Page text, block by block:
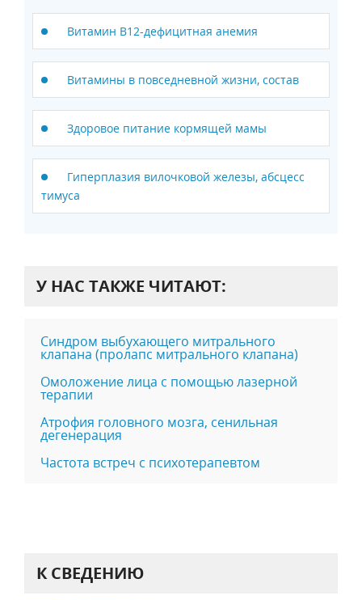
Витамин В12-дефицитная анемия
Витамины в повседневной жизни, состав
Здоровое питание кормящей мамы
Гиперплазия вилочковой железы, абсцесс
тимуса
У НАС ТАКЖЕ ЧИТАЮТ:
Синдром выбухающего митрального
клапана (пролапс митрального клапана)
Омоложение лица с помощью лазерной
терапии
Атрофия головного мозга, сенильная
дегенерация
Частота встреч с психотерапевтом
К СВЕДЕНИЮ